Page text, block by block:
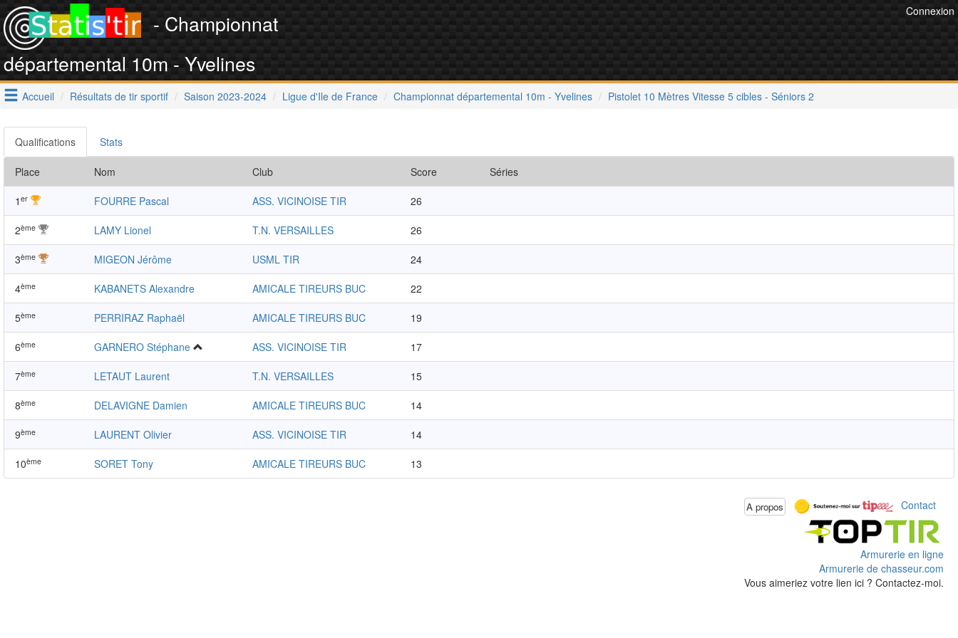
Connexion
- Championnat
départemental 10m - Yvelines
Accueil Résultats de tir sportif Saison 2023-2024 Ligue d'Ile de France Championnat départemental 10m - Yvelines Pistolet 10 Mètres Vitesse 5 cibles - Séniors 2
Qualifications Stats
Place Nom Club Score Séries
1 er FOURRE Pascal ASS. VICINOISE TIR 26
2ème LAMY Lionel T.N. VERSAILLES 26
3ème MIGEON Jérôme USML TIR 24
4ème KABANETS Alexandre AMICALE TIREURS BUC 22
5ème PERRIRAZ Raphaël AMICALE TIREURS BUC 19
6ème GARNERO Stéphane ASS. VICINOISE TIR 17
7ème LETAUT Laurent T.N. VERSAILLES 15
8ème DELAVIGNE Damien AMICALE TIREURS BUC 14
9ème LAURENT Olivier ASS. VICINOISE TIR 14
10ème SORET Tony AMICALE TIREURS BUC 13
A propos Contact
Armurerie en ligne
Armurerie de chasseur.com
Vous aimeriez votre lien ici ? Contactez-moi.